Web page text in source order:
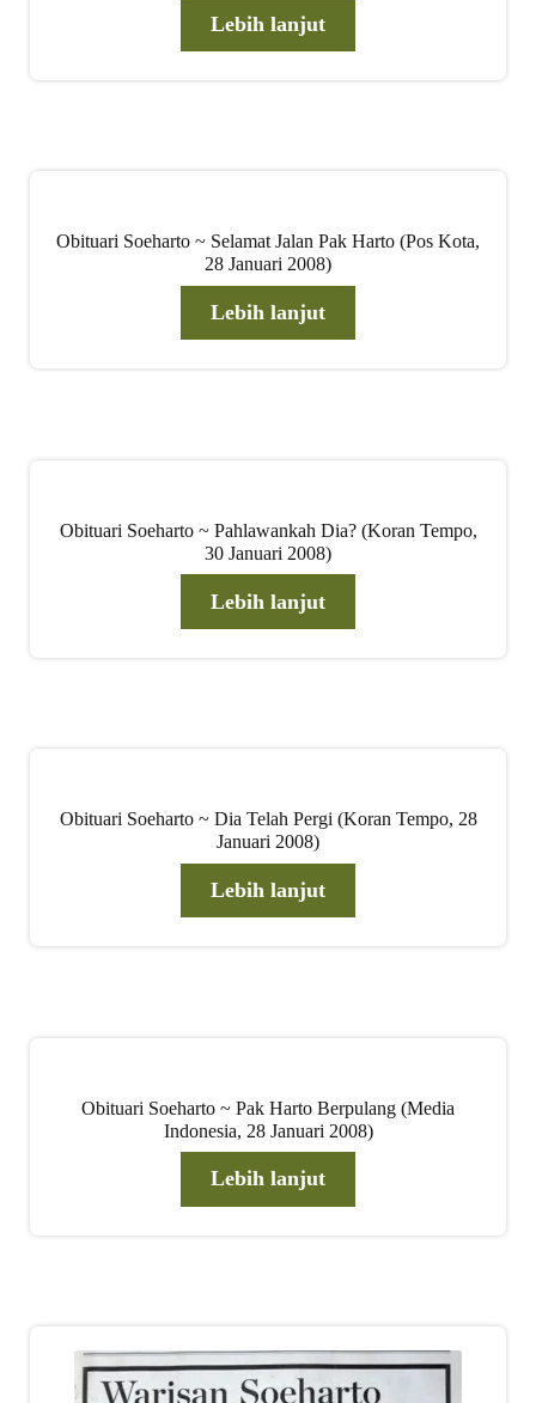
Lebih lanjut
Obituari Soeharto ~ Selamat Jalan Pak Harto (Pos Kota,
28 Januari 2008)
Lebih lanjut
Obituari Soeharto ~ Pahlawankah Dia? (Koran Tempo,
30 Januari 2008)
Lebih lanjut
Obituari Soeharto ~ Dia Telah Pergi (Koran Tempo, 28
Januari 2008)
Lebih lanjut
Obituari Soeharto ~ Pak Harto Berpulang (Media
Indonesia, 28 Januari 2008)
Lebih lanjut